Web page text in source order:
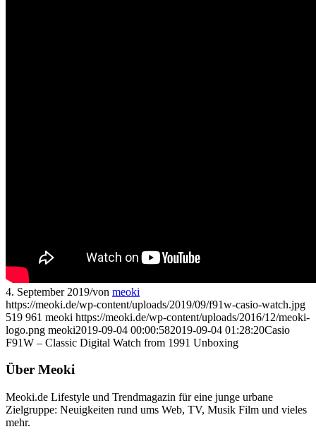
4. September 2019/von meoki
https://meoki.de/wp-content/uploads/2019/09/f91w-casio-watch.jpg
519 961 meoki https://meoki.de/wp-content/uploads/2016/12/meoki-
logo.png meoki2019-09-04 00:00:582019-09-04 01:28:20Casio
F91W – Classic Digital Watch from 1991 Unboxing
Über Meoki
Meoki.de Lifestyle und Trendmagazin für eine junge urbane
Zielgruppe: Neuigkeiten rund ums Web, TV, Musik Film und vieles
mehr.